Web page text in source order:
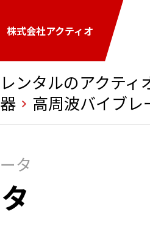
株式会社アクティオ
ンタルのアクティ
高周波バイブレ
タ